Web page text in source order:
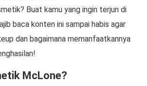
Buat kamu yang ingin terjun di
baca konten ini sampai habis agar
dan bagaimana memanfaatkannya
McLone?